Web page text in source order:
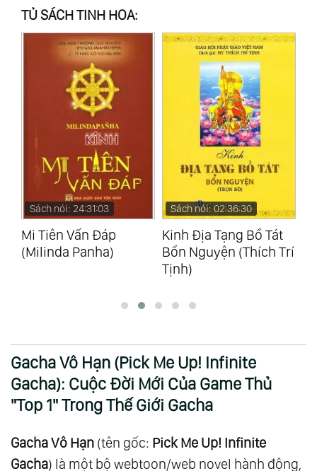
TỦ SÁCH TINH HOA:
Sách nói: 02:36:30
Kinh Địa Tạng Bồ Tát
Bổn Nguyện (Thích Trí
5 Ngôn Ngữ Tình Yêu -
Dành Cho Trẻ Em
(Ross Campbell)
Gacha Vô Hạn (Pick Me Up! Infinite
Gacha): Cuộc Đời Mới Của Game Thủ
"Top 1" Trong Thế Giới Gacha
Gacha Vô Hạn (tên gốc: Pick Me Up! Infinite
Gacha) là một bộ webtoon/web novel hành động,